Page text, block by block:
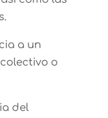
a un
o
del